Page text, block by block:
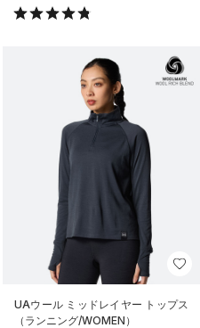
UAウール ミッドレイヤー トップス
（ランニング/WOMEN）